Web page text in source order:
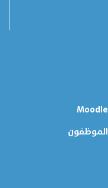
Moodle
الموظفون